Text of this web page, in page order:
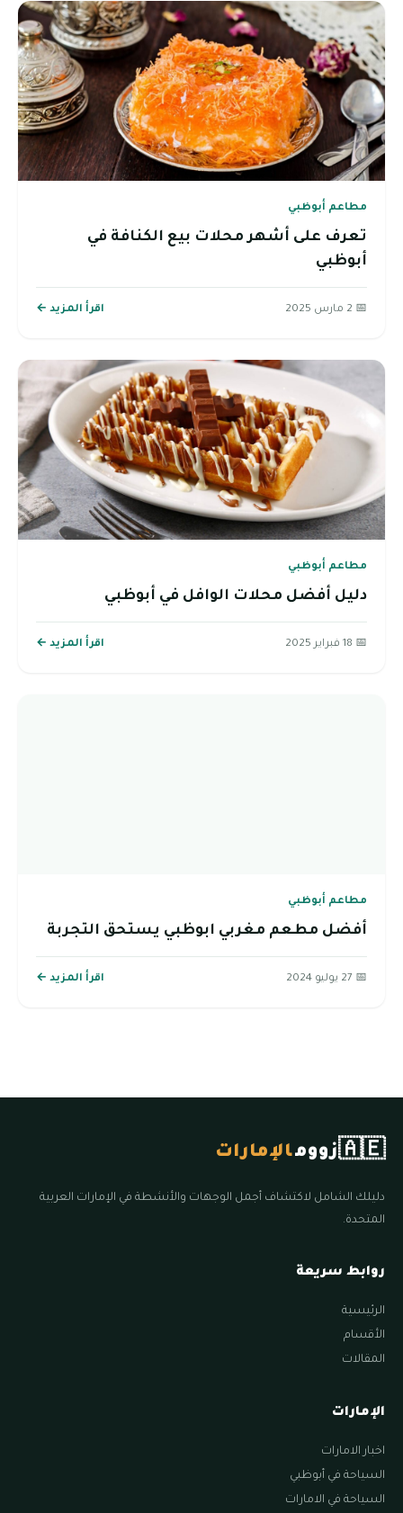
مطاعم أبوظبي
تعرف على أشهر محلات بيع الكنافة في
أبوظبي
📅 2 مارس 2025 اقرأ المزيد ←
مطاعم أبوظبي
دليل أفضل محلات الوافل في أبوظبي
📅 18 فبراير 2025 اقرأ المزيد ←
مطاعم أبوظبي
أفضل مطعم مغربي ابوظبي يستحق التجربة
📅 27 يوليو 2024 اقرأ المزيد ←
🇦🇪زوومالإمارات
دليلك الشامل لاكتشاف أجمل الوجهات والأنشطة في الإمارات العربية
المتحدة.
روابط سريعة
الرئيسية
الأقسام
المقالات
الإمارات
اخبار الامارات
السياحة في أبوظبي
السياحة في الامارات